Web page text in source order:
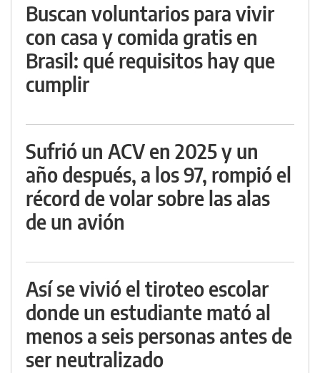
Buscan voluntarios para vivir
con casa y comida gratis en
Brasil: qué requisitos hay que
cumplir
Sufrió un ACV en 2025 y un
año después, a los 97, rompió el
récord de volar sobre las alas
de un avión
Así se vivió el tiroteo escolar
donde un estudiante mató al
menos a seis personas antes de
ser neutralizado